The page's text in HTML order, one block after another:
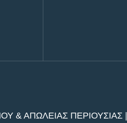
& ΑΠΩΛΕΙΑΣ ΠΕΡΙΟΥΣΙΑΣ |